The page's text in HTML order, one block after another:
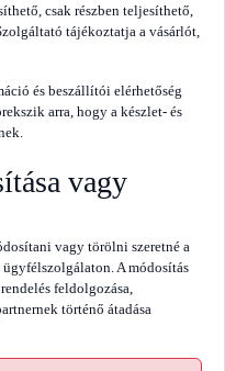
csak részben teljesíthető,
tájékoztatja a vásárlót,
és beszállítói elérhetőség
arra, hogy a készlet- és
vagy
vagy törölni szeretné a
A módosítás
feldolgozása,
történő átadása